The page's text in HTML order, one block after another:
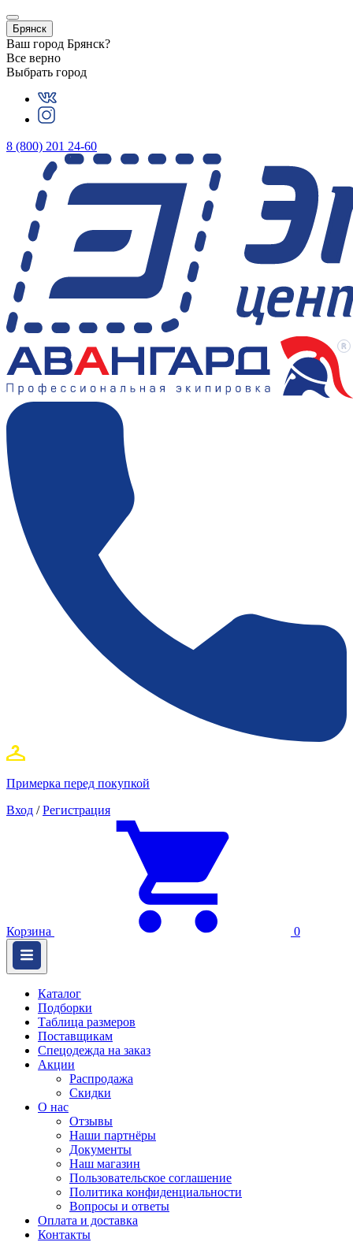
Брянск
Ваш город Брянск?
Все верно
Выбрать город
8 (800) 201 24-60
Примерка перед покупкой
Вход / Регистрация
Корзина 0
Каталог
Подборки
Таблица размеров
Поставщикам
Спецодежда на заказ
Акции
Распродажа
Скидки
О нас
Отзывы
Наши партнёры
Документы
Наш магазин
Пользовательское соглашение
Политика конфиденциальности
Вопросы и ответы
Оплата и доставка
Контакты